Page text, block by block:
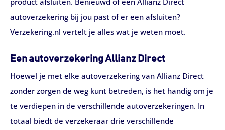
autoverzekering bij jou past of er een afsluiten?
Verzekering.nl vertelt je alles wat je weten moet.
Een autoverzekering Allianz Direct
Hoewel je met elke autoverzekering van Allianz Direct
zonder zorgen de weg kunt betreden, is het handig om je
te verdiepen in de verschillende autoverzekeringen. In
totaal biedt de verzekeraar drie verschillende